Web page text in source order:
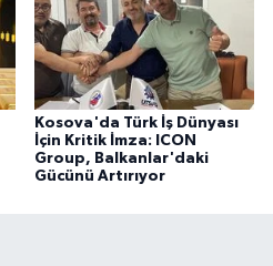
Kosova'da Türk İş Dünyası
İçin Kritik İmza: ICON
Group, Balkanlar'daki
Gücünü Artırıyor